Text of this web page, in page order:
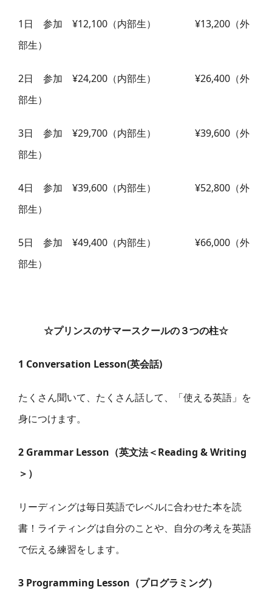
1日 参加 ¥12,100（内部生） ¥13,200（外
部生）
2日 参加 ¥24,200（内部生） ¥26,400（外
部生）
3日 参加 ¥29,700（内部生） ¥39,600（外
部生）
4日 参加 ¥39,600（内部生） ¥52,800（外
部生）
5日 参加 ¥49,400（内部生） ¥66,000（外
部生）
☆プリンスのサマースクールの３つの柱☆
1 Conversation Lesson(英会話)
たくさん聞いて、たくさん話して、「使える英語」を
身につけます。
2 Grammar Lesson（英文法＜Reading & Writing
＞）
リーディングは毎日英語でレベルに合わせた本を読
書！ライティングは自分のことや、自分の考えを英語
で伝える練習をします。
3 Programming Lesson（プログラミング）